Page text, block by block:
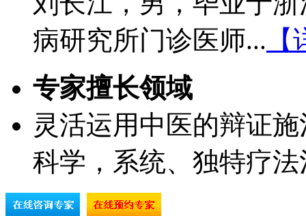
病研究所门诊医师...
专家擅长领域
灵活运用中医的辩证
科学，系统、独特疗